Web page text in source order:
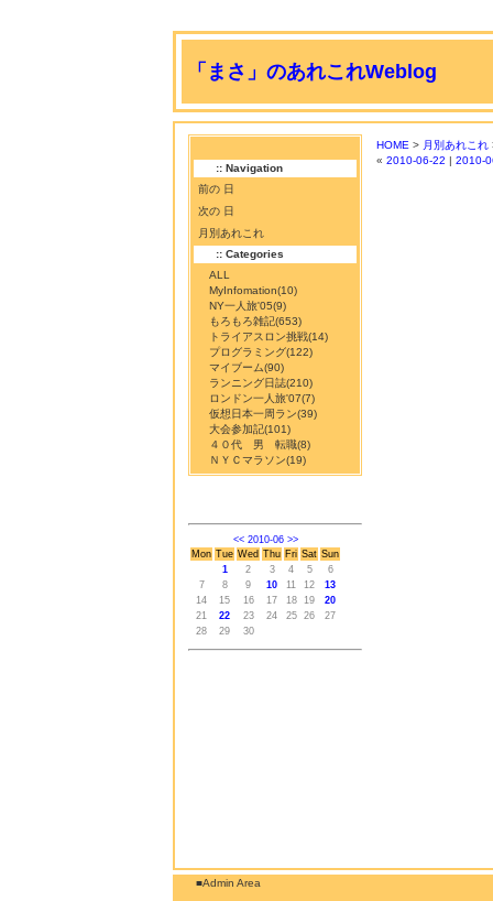
「まさ」のあれこれWeblog
:: Navigation
前の 日
次の 日
月別あれこれ
:: Categories
ALL
MyInfomation(10)
NY一人旅'05(9)
もろもろ雑記(653)
トライアスロン挑戦(14)
プログラミング(122)
マイブーム(90)
ランニング日誌(210)
ロンドン一人旅'07(7)
仮想日本一周ラン(39)
大会参加記(101)
４０代 男 転職(8)
ＮＹＣマラソン(19)
<< 2010-06 >>
Mon Tue Wed Thu Fri Sat Sun
1
2 3 4 5
6
7
8 9 10 11 12
13
14
15 16 17 18 19
20
21
22 23 24 25 26
27
28
29 30
HOME > 月別あれこれ
« 2010-06-22 | 2010-
■Admin Area